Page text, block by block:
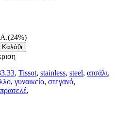
, Tissot, stainless, steel, ατσάλι,
, γυναικείο, στεγανό,
,